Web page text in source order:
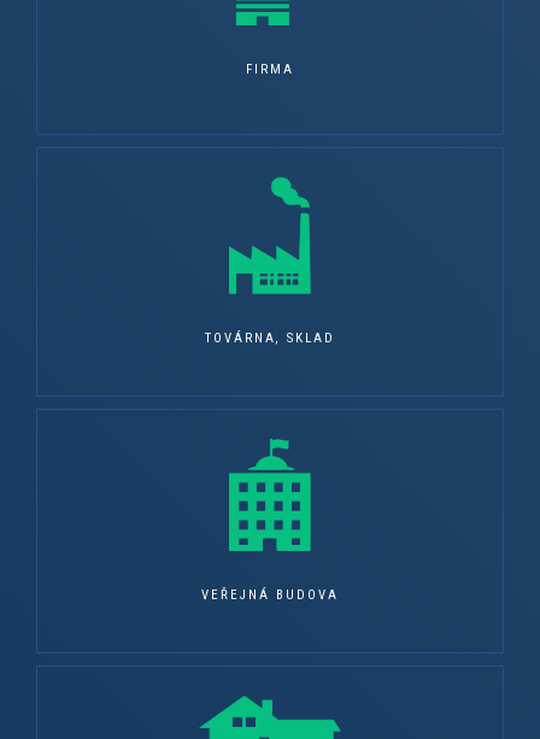
FIRMA
TOVÁRNA, SKLAD
VEŘEJNÁ BUDOVA